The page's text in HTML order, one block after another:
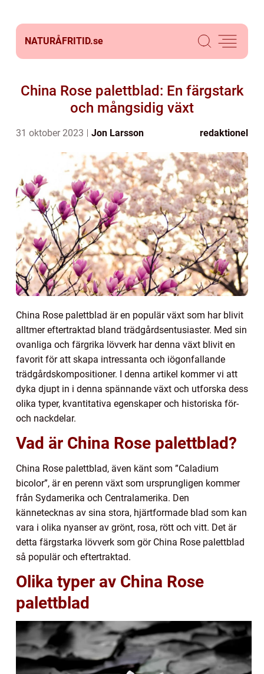
NATURÅFRITID.se
China Rose palettblad: En färgstark
och mångsidig växt
31 oktober 2023 Jon Larsson redaktionel
China Rose palettblad är en populär växt som har blivit
alltmer eftertraktad bland trädgårdsentusiaster. Med sin
ovanliga och färgrika lövverk har denna växt blivit en
favorit för att skapa intressanta och iögonfallande
trädgårdskompositioner. I denna artikel kommer vi att
dyka djupt in i denna spännande växt och utforska dess
olika typer, kvantitativa egenskaper och historiska för-
och nackdelar.
Vad är China Rose palettblad?
China Rose palettblad, även känt som ”Caladium
bicolor”, är en perenn växt som ursprungligen kommer
från Sydamerika och Centralamerika. Den
kännetecknas av sina stora, hjärtformade blad som kan
vara i olika nyanser av grönt, rosa, rött och vitt. Det är
detta färgstarka lövverk som gör China Rose palettblad
så populär och eftertraktad.
Olika typer av China Rose
palettblad